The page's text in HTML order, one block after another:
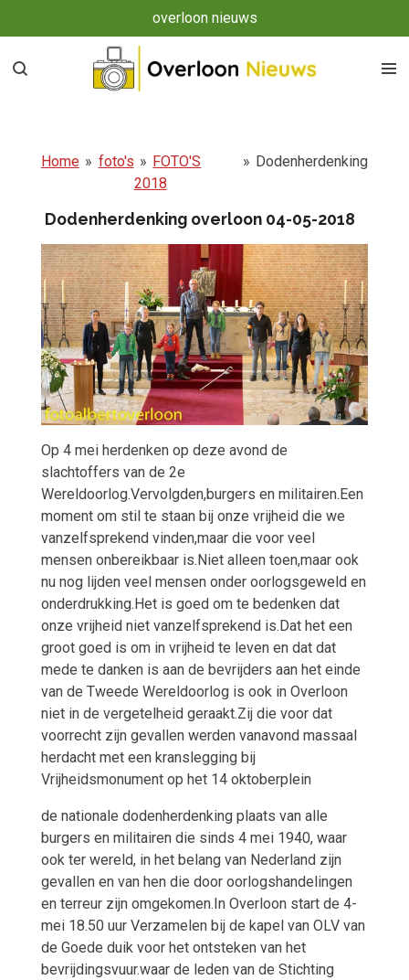
direct
naar
overloon nieuws
Home » foto's » FOTO'S
2018
» Dodenherdenking
Dodenherdenking overloon 04-05-2018
Op 4 mei herdenken op deze avond de
slachtoffers van de 2e
Wereldoorlog.Vervolgden,burgers en militairen.Een
moment om stil te staan bij onze vrijheid die we
vanzelfsprekend vinden,maar die voor veel
mensen onbereikbaar is.Niet alleen toen,maar ook
nu nog lijden veel mensen onder oorlogsgeweld en
onderdrukking.Het is goed om te bedenken dat
onze vrijheid niet vanzelfsprekend is.Dat het een
groot goed is om in vrijheid te leven en dat dat
mede te danken is aan de bevrijders aan het einde
van de Tweede Wereldoorlog is ook in Overloon
niet in de vergetelheid geraakt.Zij die voor dat
voorrecht zijn gevallen werden vanavond massaal
herdacht met een kranslegging bij
Vrijheidsmonument op het 14 oktoberplein
de nationale dodenherdenking plaats van alle
burgers en militairen die sinds 4 mei 1940, waar
ook ter wereld, in het belang van Nederland zijn
gevallen en van hen die door oorlogshandelingen
en terreur zijn omgekomen.In Overloon start de 4-
mei 18.50 uur Verzamelen bij de kapel van OLV van
de Goede duik voor het ontsteken van het
bevrijdingsvuur.waar de leden van de Stichting